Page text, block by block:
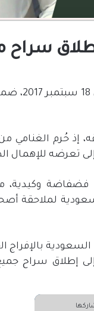
سراح
سبتمبر2017 ،
إذ حُرم الغنامي
تعرضه للإهمال
وكيدية،
لملاحقة
إطلاق سراح